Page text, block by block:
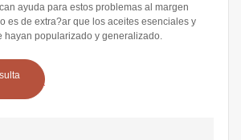
ayuda para estos problemas al margen
es de extra?ar que los aceites esenciales y
hayan popularizado y generalizado.